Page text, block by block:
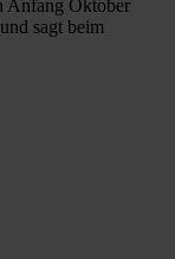
Anfang Oktober
sagt beim